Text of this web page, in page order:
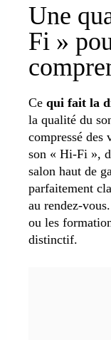
Une
Fi »
Ce qui fait la
la qualité du
compressé des
son « Hi-Fi »,
salon haut de
parfaitement
au rendez-
ou les
distinctif.